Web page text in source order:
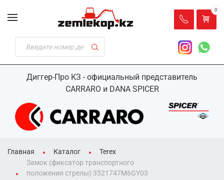
Диггер-Про КЗ - официальный представитель
CARRARO и DANA SPICER
0
Главная Каталог
Terex
Замок (фиксатор транспортного
положения стрелы) 3521747M6GY03